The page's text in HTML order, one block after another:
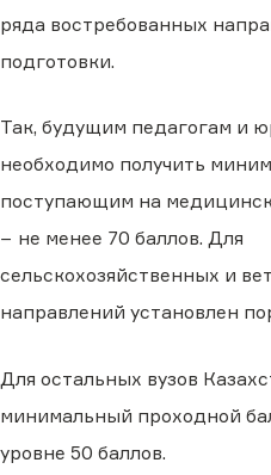
ряда востребованных
подготовки.
Так, будущим педагогам и
необходимо получить
поступающим на
− не менее 70 баллов. Для
сельскохозяйственных и
направлений установлен
Для остальных вузов
минимальный проходной
уровне 50 баллов.